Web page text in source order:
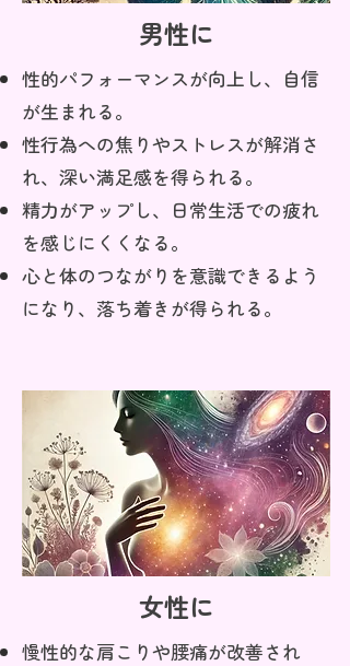
男性に
性的パフォーマンスが向上し、自信
が生まれる。
性行為への焦りやストレスが解消さ
れ、深い満足感を得られる。
精力がアップし、日常生活での疲れ
を感じにくくなる。
心と体のつながりを意識できるよう
になり、落ち着きが得られる。
女性に
慢性的な肩こりや腰痛が改善され